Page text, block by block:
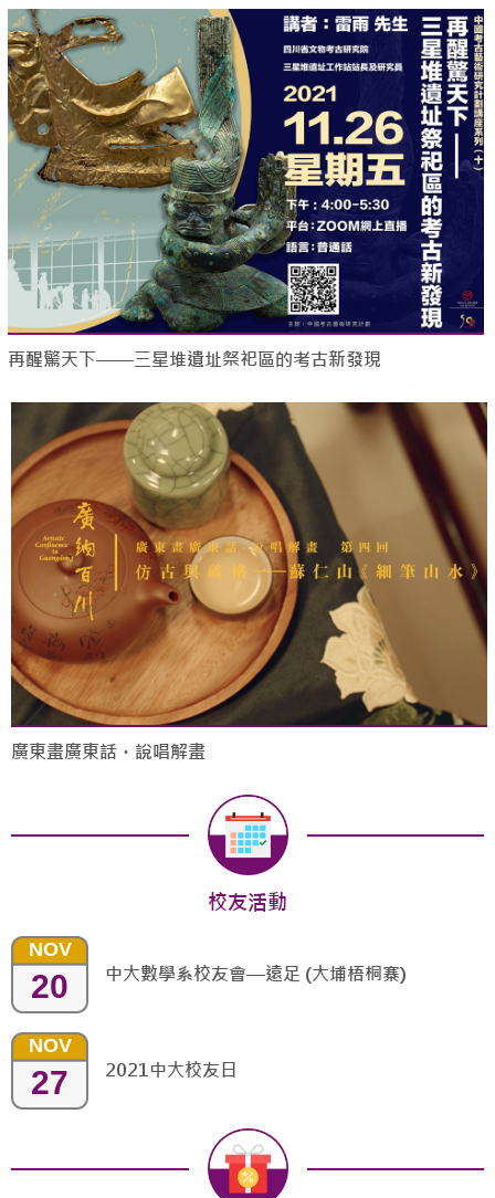
再醒驚天下——三星堆遺址祭祀區的考古新發現
廣東畫廣東話・說唱解畫
校友活動
NOV
20 中大數學系校友會—遠足 (大埔梧桐寨)
NOV
27 2021中大校友日